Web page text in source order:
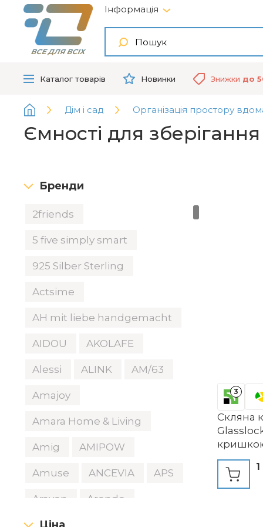
ВСЕ ДЛЯ ВСІХ
Інформація
Каталог товарів Новинки Знижки до
Дім і сад Організація простору
Ємності для
Бренди
2friends
5 five simply smart
925 Silber Sterling
Actsime
AH mit liebe handgemacht
AIDOU AKOLAFE
Alessi ALINK AM/63
Amajoy
Amara Home & Living
Amig AMIPOW
Amuse ANCEVIA APS
Araven Arendo
Aronia Original
3
Скляна